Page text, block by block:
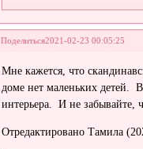
Поделиться2021-02-23 00:05:25
Мне кажется, что
доме нет маленьких детей.
интерьера. И не забывайте,
Отредактировано Тамила